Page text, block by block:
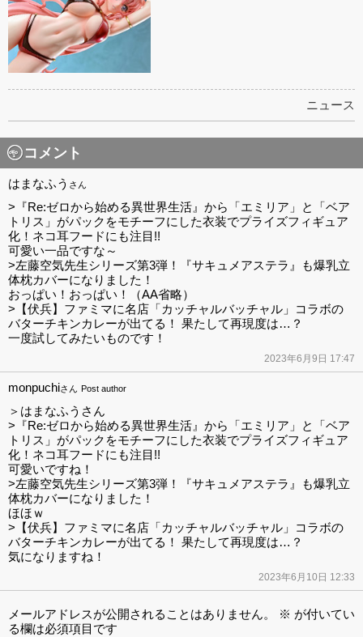
ニュース
コメント
はまなふう さん
>『Re:ゼロから始める異世界生活』から「エミリア」と「ベア
トリス」がパックをモチーフにした衣装でプライズフィギュア
化！ネコ耳フードにも注目!!
可愛い一品ですな～
>左藤空気先生シリーズ第3弾！『サキュメアステラ』も爆乳立
体枕カバーになりました！
おっぱい！おっぱい！（AA省略）
>【伏兵】ファミマに名店「カッチャルバッチャル」コラボの
バターチキンカレーが出てる！ 果たして再現度は…？
一度試してみたいものです！
2023年6月9日 17:47
monpuchiさん Post author
＞はまなふうさん
>『Re:ゼロから始める異世界生活』から「エミリア」と「ベア
トリス」がパックをモチーフにした衣装でプライズフィギュア
化！ネコ耳フードにも注目!!
可愛いですね！
>左藤空気先生シリーズ第3弾！『サキュメアステラ』も爆乳立
体枕カバーになりました！
ほほｗ
>【伏兵】ファミマに名店「カッチャルバッチャル」コラボの
バターチキンカレーが出てる！ 果たして再現度は…？
気になりますね！
2023年6月10日 12:33
メールアドレスが公開されることはありません。 ※ が付いてい
る欄は必須項目です